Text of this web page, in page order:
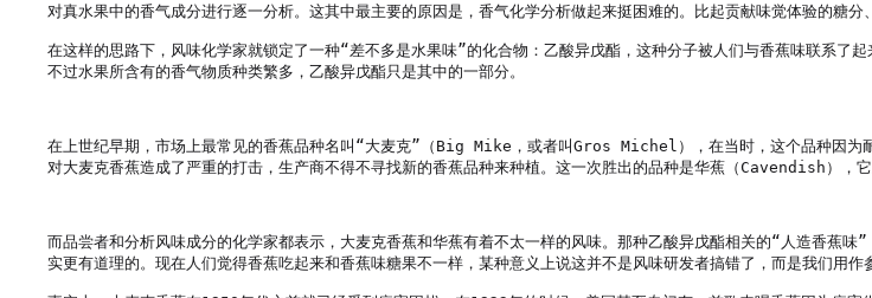
对真水果中的香气成分进行逐一分析。这其中最主要的原因是，香气化学分析做起来挺困难的。比起贡献味觉体验的糖
在这样的思路下，风味化学家就锁定了一种“差不多是水果味”的化合物：乙酸异戊酯，这种分子被人们与香蕉味联系了
不过水果所含有的香气物质种类繁多，乙酸异戊酯只是其中的一部分。
在上世纪早期，市场上最常见的香蕉品种名叫“大麦克”（Big Mike，或者叫Gros Michel），在当时，这个品种因为
对大麦克香蕉造成了严重的打击，生产商不得不寻找新的香蕉品种来种植。这一次胜出的品种是华蕉（Cavendish），它
而品尝者和分析风味成分的化学家都表示，大麦克香蕉和华蕉有着不太一样的风味。那种乙酸异戊酯相关的“人造香蕉
实更有道理的。现在人们觉得香蕉吃起来和香蕉味糖果不一样，某种意义上说这并不是风味研发者搞错了，而是我们用